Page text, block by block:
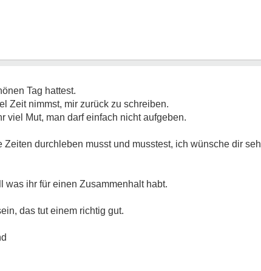
Tag hattest.
Zeit nimmst, mir zurück zu schreiben.
viel Mut, man darf einfach nicht aufgeben.
Zeiten durchleben musst und musstest, ich wünsche dir
was ihr für einen Zusammenhalt habt.
das tut einem richtig gut.